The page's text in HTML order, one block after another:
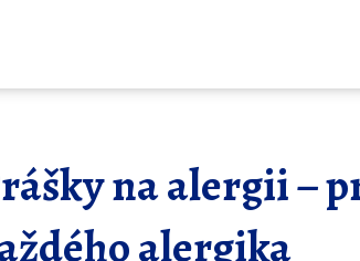
na alergii –
alergika